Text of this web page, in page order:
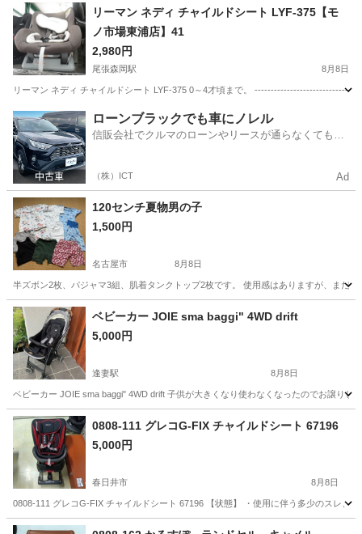
愛知 名古屋市 星ヶ丘駅 ベビー用品 KATOJI
リーマン ネディ チャイルドシート LYF-375【モ
ノ市場東浦店】41
2,980円
尾張森岡駅 8月8日
リーマン ネディ チャイルドシート LYF-375 0～4才頃まで。
愛知 知多郡 尾張森岡駅 ベビー用品
ローンブラックでも車にノレル
信販会社でクルマのローンやリースが通らなくてもク
（株）ICT Ad
120センチ夏物男の子
1,500円
名古屋市 8月8日
半ズボン2枚、パジャマ3組、肌着タンクトップ2枚です。 使用感はありますが、まだ
愛知 名古屋市 キッズ用品
ベビーカー JOIE sma baggi" 4WD drift
5,000円
逢妻駅 8月8日
ベビーカー JOIE sma baggi" 4WD drift 子供が大きくなり使わなくなったのでお譲り
愛知 刈谷市 ベビー用品
0808-111 グレコG-FIX チャイルドシート 67196
5,000円
春日井市 8月8日
0808-111 グレコG-FIX チャイルドシート 67196 【状態】 ・使用に伴う多少のスレ、
愛知 春日井市 ベビー用品